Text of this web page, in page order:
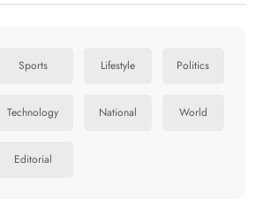
Sports Lifestyle Politics
Technology National World
Editorial